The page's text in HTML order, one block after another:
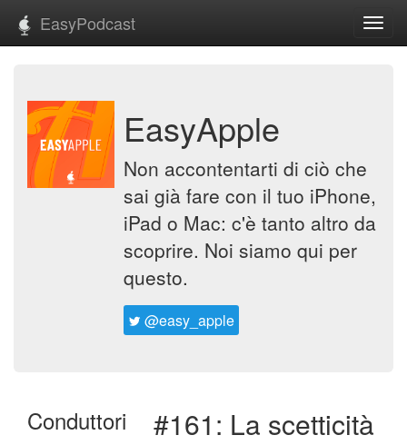
EasyPodcast
EasyApple
Non accontentarti di ciò che
sai già fare con il tuo iPhone,
iPad o Mac: c'è tanto altro da
scoprire. Noi siamo qui per
questo.
@easy_apple
Conduttori #161: La scetticità